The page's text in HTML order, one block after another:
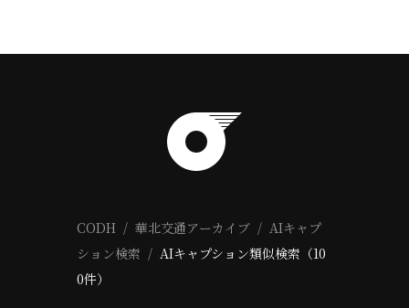
CODH 華北交通アーカイブ
AIキャプ
ション検索
AIキャプション類似検索（10
0件）